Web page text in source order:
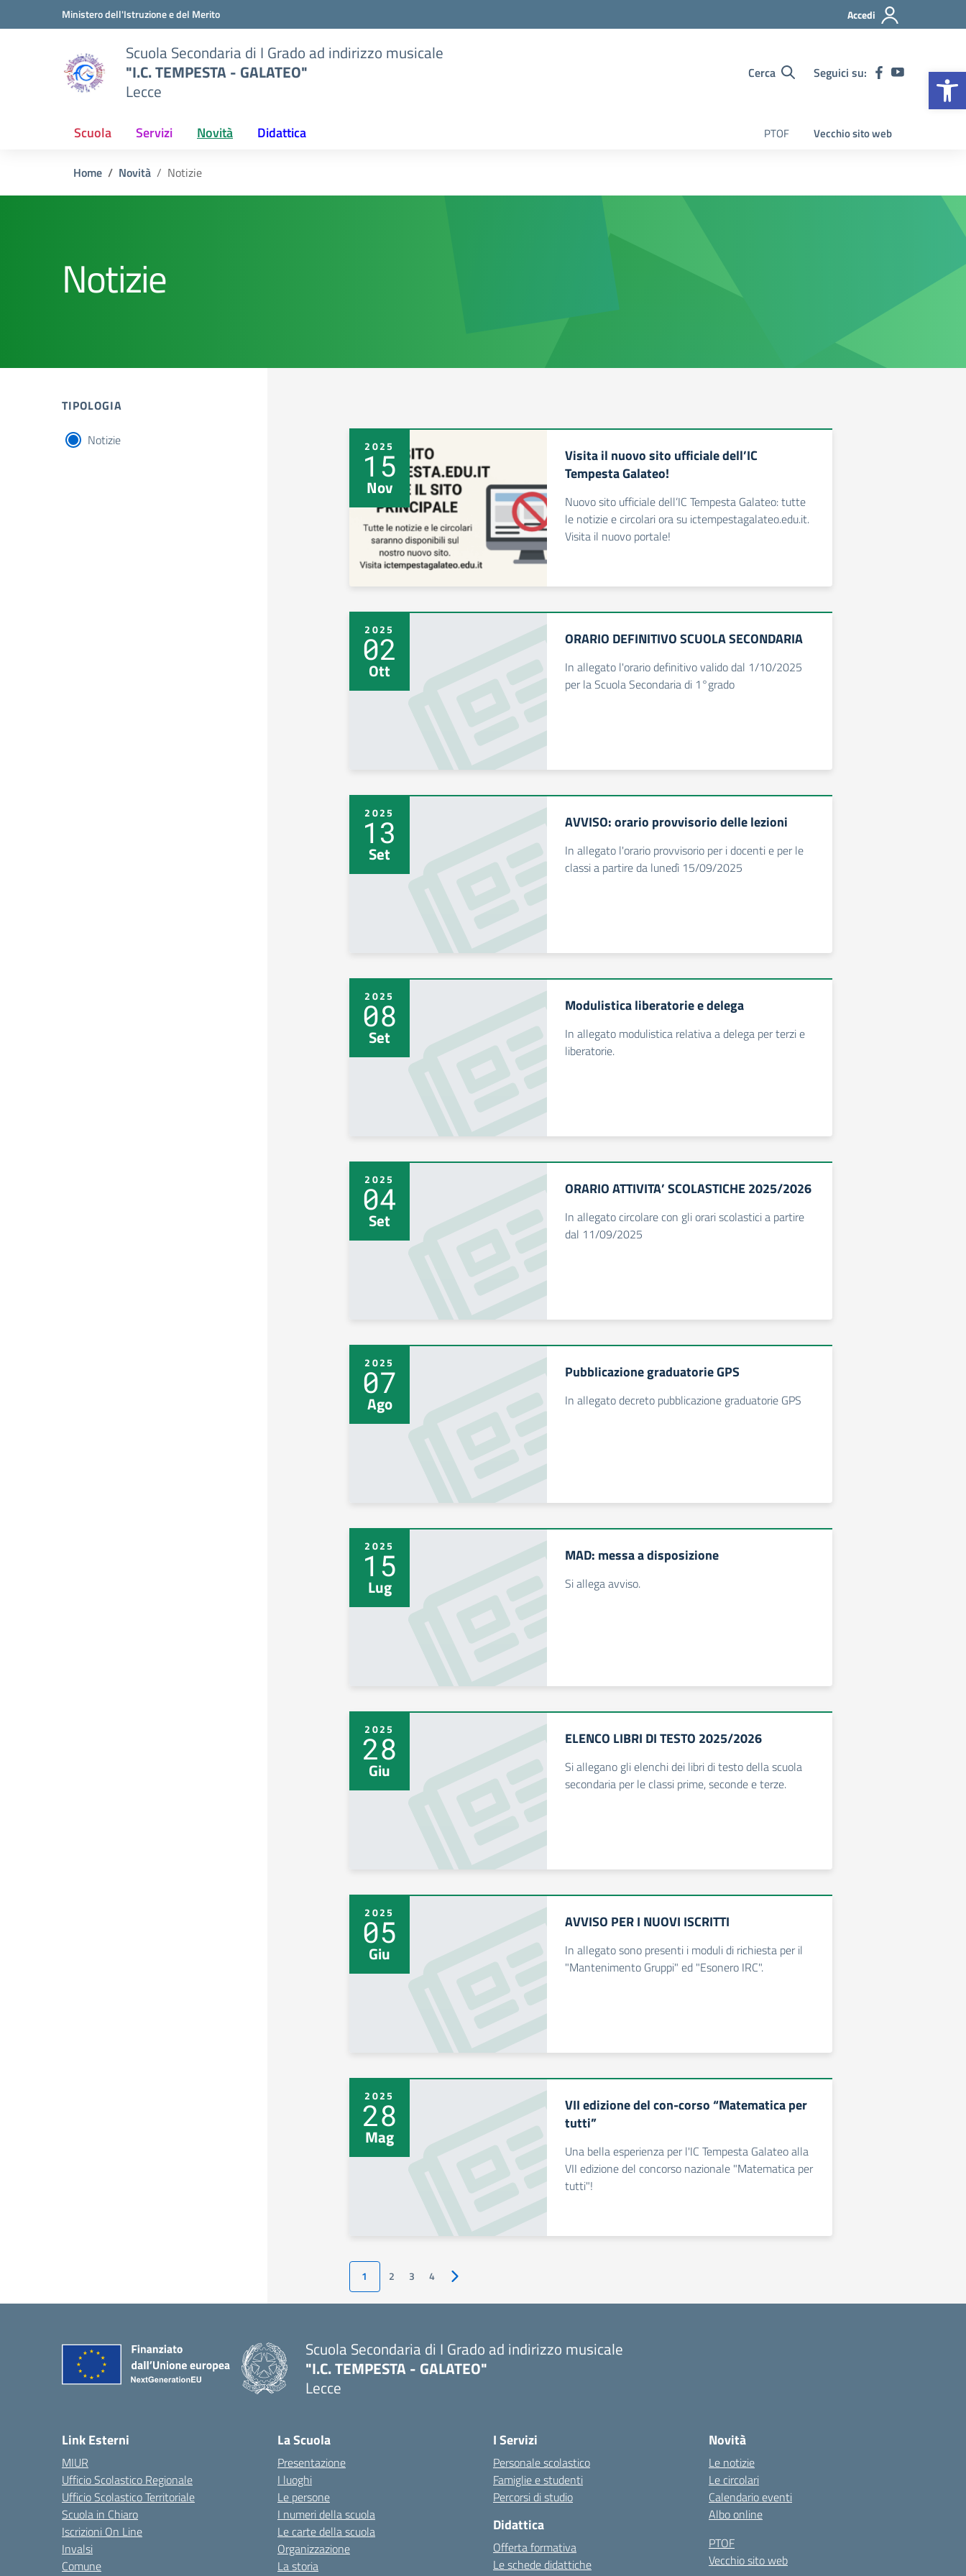
Vai ai contenuti
Vai al menu di navigazioneMinistero dell'Istruzione e del Merito Accedi
Scuola Secondaria di I Grado ad indirizzo musicale
"I.C. TEMPESTA - GALATEO"
Lecce
Cerca Seguici su:
Scuola Servizi Novità Didattica PTOF Vecchio sito web
Home Novità Notizie
Notizie
TIPOLOGIA
tipologia di articoli
Notizie 2025
15
Nov
Visita il nuovo sito ufficiale dell’IC
Tempesta Galateo!
Nuovo sito ufficiale dell’IC Tempesta Galateo: tutte
le notizie e circolari ora su ictempestagalateo.edu.it.
Visita il nuovo portale!
2025
02
Ott
ORARIO DEFINITIVO SCUOLA SECONDARIA
In allegato l'orario definitivo valido dal 1/10/2025
per la Scuola Secondaria di 1°grado
2025
13
Set
AVVISO: orario provvisorio delle lezioni
In allegato l'orario provvisorio per i docenti e per le
classi a partire da lunedì 15/09/2025
2025
08
Set
Modulistica liberatorie e delega
In allegato modulistica relativa a delega per terzi e
liberatorie.
2025
04
Set
ORARIO ATTIVITA’ SCOLASTICHE 2025/2026
In allegato circolare con gli orari scolastici a partire
dal 11/09/2025
2025
07
Ago
Pubblicazione graduatorie GPS
In allegato decreto pubblicazione graduatorie GPS
2025
15
Lug
MAD: messa a disposizione
Si allega avviso.
2025
28
Giu
ELENCO LIBRI DI TESTO 2025/2026
Si allegano gli elenchi dei libri di testo della scuola
secondaria per le classi prime, seconde e terze.
2025
05
Giu
AVVISO PER I NUOVI ISCRITTI
In allegato sono presenti i moduli di richiesta per il
"Mantenimento Gruppi" ed "Esonero IRC".
2025
28
Mag
VII edizione del con-corso “Matematica per
tutti”
Una bella esperienza per l'IC Tempesta Galateo alla
VII edizione del concorso nazionale "Matematica per
tutti"!
1 2 3 4 Pagina successiva
Scuola Secondaria di I Grado ad indirizzo musicale
"I.C. TEMPESTA - GALATEO"
Lecce
Link Esterni
MIUR
Ufficio Scolastico Regionale
Ufficio Scolastico Territoriale
Scuola in Chiaro
Iscrizioni On Line
Invalsi
Comune
La Scuola
Presentazione
I luoghi
Le persone
I numeri della scuola
Le carte della scuola
Organizzazione
La storia
I Servizi
Personale scolastico
Famiglie e studenti
Percorsi di studio
Didattica
Offerta formativa
Le schede didattiche
Novità
Le notizie
Le circolari
Calendario eventi
Albo online
PTOF
Vecchio sito web